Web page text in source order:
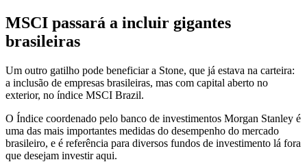
MSCI passará a incluir gigantes
brasileiras
Um outro gatilho pode beneficiar a Stone, que já estava na carteira:
a inclusão de empresas brasileiras, mas com capital aberto no
exterior, no índice MSCI Brazil.
O Índice coordenado pelo banco de investimentos Morgan Stanley é
uma das mais importantes medidas do desempenho do mercado
brasileiro, e é referência para diversos fundos de investimento lá fora
que desejam investir aqui.